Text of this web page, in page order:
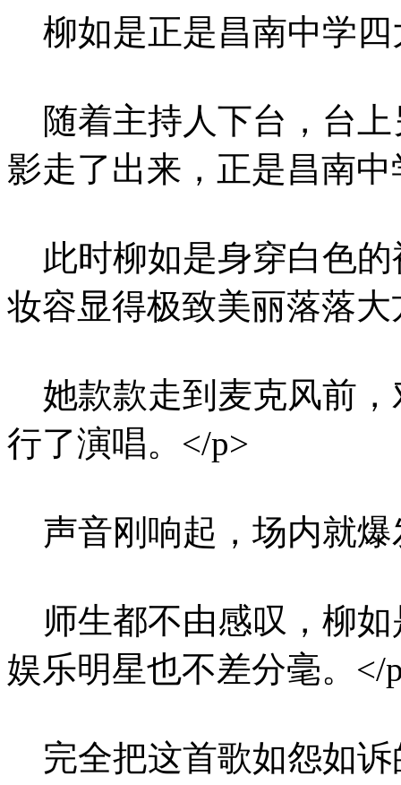
柳如是正是昌南中学四
随着主持人下台，台上
影走了出来，正是昌南
此时柳如是身穿白色的
妆容显得极致美丽落落大
她款款走到麦克风前，
行了演唱。</p>
声音刚响起，场内就爆
师生都不由感叹，柳如
娱乐明星也不差分毫。</
完全把这首歌如怨如诉